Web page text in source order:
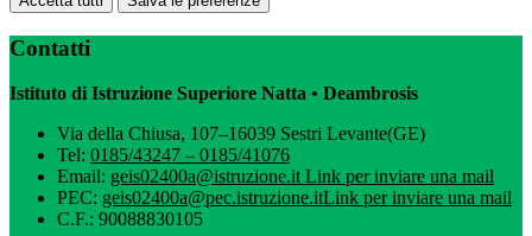
Contatti
Istituto di Istruzione Superiore Natta • Deambrosis
Via della Chiusa, 107–16039 Sestri Levante(GE)
Tel: 0185/43247 – 0185/41076
Email: geis02400a@istruzione.itLink per inviare una mail
PEC: geis02400a@pec.istruzione.itLink per inviare una mail
C.F.: 90088830105